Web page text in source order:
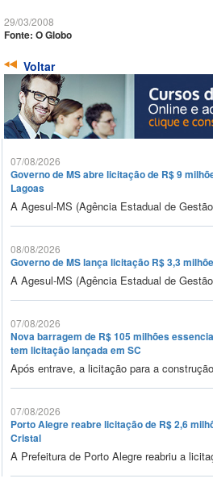
29/03/2008
Fonte: O Globo
Voltar
07/08/2026
Governo de MS abre licitação de R$ 9
Lagoas
A Agesul-MS (Agência Estadual de
08/08/2026
Governo de MS lança licitação R$ 3,3
A Agesul-MS (Agência Estadual de
07/08/2026
Nova barragem de R$ 105 milhões
tem licitação lançada em SC
Após entrave, a licitação para a
07/08/2026
Porto Alegre reabre licitação de R$ 2,6
Cristal
A Prefeitura de Porto Alegre reabriu a